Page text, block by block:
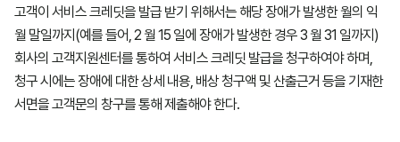
고객이 서비스 크레딧을 발급 받기 위해서는 해당 장애가 발생한 월의 익
월 말일까지(예를 들어, 2 월 15 일에 장애가 발생한 경우 3 월 31 일까지)
회사의 고객지원센터를 통하여 서비스 크레딧 발급을 청구하여야 하며,
청구 시에는 장애에 대한 상세 내용, 배상 청구액 및 산출근거 등을 기재한
서면을 고객문의 창구를 통해 제출해야 한다.